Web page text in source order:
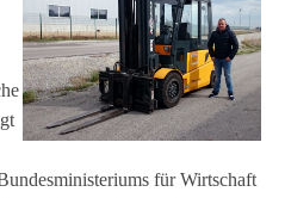
für Wirtschaft